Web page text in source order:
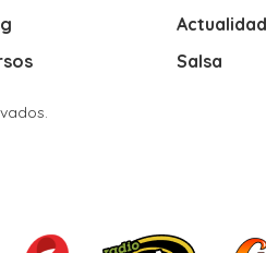
Actualidad
Salsa